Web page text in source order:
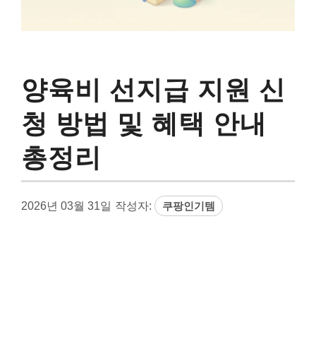
양육비 선지급 지원 신
청 방법 및 혜택 안내
총정리
2026년 03월 31일 작성자: 쿠팡인기템